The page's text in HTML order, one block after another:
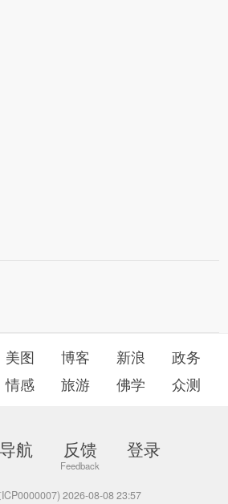
美图 博客 新浪
政务
情感 旅游 佛学 众测
导航 反馈 登录
2026-08-08 23:57